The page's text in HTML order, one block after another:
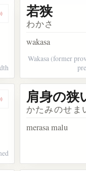
kosakata 広狭
若狭
わかさ
wakasa
Wakasa (former
kosakata 肩身
肩身の狭
かたみのせま
merasa malu